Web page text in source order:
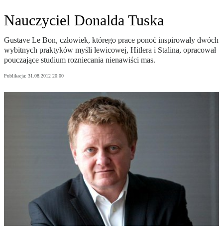
Nauczyciel Donalda Tuska
Gustave Le Bon, człowiek, którego prace ponoć inspirowały dwóch
wybitnych praktyków myśli lewicowej, Hitlera i Stalina, opracował
pouczające studium rozniecania nienawiści mas.
Publikacja: 31.08.2012 20:00